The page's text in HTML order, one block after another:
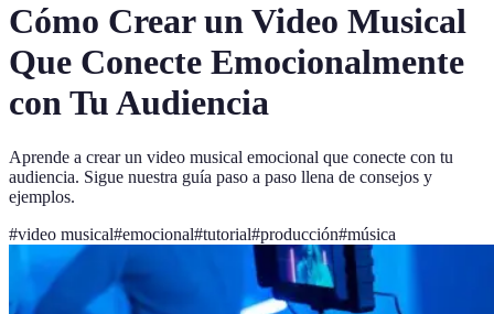
Cómo Crear un Video Musical
Que Conecte Emocionalmente
con Tu Audiencia
Aprende a crear un video musical emocional que conecte con tu
audiencia. Sigue nuestra guía paso a paso llena de consejos y
ejemplos.
#video musical#emocional#tutorial#producción#música